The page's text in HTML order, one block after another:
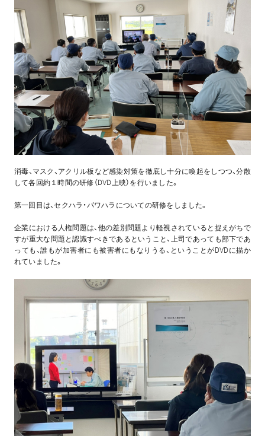
消毒、マスク、アクリル板など感染対策を徹底し十分に喚起をしつつ、分散
して各回約１時間の研修（DVD上映）を行いました。
第一回目は、セクハラ・パワハラについての研修をしました。
企業における人権問題は、他の差別問題より軽視されていると捉えがちで
すが重大な問題と認識すべきであるということ、上司であっても部下であ
っても、誰もが加害者にも被害者にもなりうる、ということがDVDに描か
れていました。